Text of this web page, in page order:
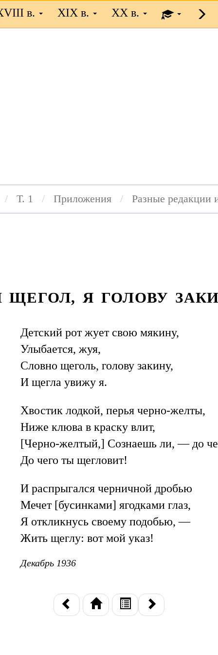
в. XIX в. XX в.
Т. 1 Приложения Разные редакции
ЩЕГОЛ, Я ГОЛОВУ
Детский рот жует свою мякину,
Улыбается, жуя,
Словно щеголь, голову закину,
И щегла увижу я.
Хвостик лодкой, перья черно-желты,
Ниже клюва в краску влит,
[Черно-желтый,] Сознаешь ли, — до
До чего ты щегловит!
И распрыгался черничной дробью
Мечет [бусинками] ягодками глаз,
Я откликнусь своему подобью, —
Жить щеглу: вот мой указ!
Декабрь 1936